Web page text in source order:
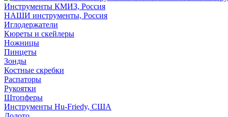
Инструменты КМИЗ, Россия
НАШИ инструменты, Россия
Иглодержатели
Кюреты и скейлеры
Ножницы
Пинцеты
Зонды
Костные скребки
Распаторы
Рукоятки
Штопферы
Инструменты Hu-Friedy, США